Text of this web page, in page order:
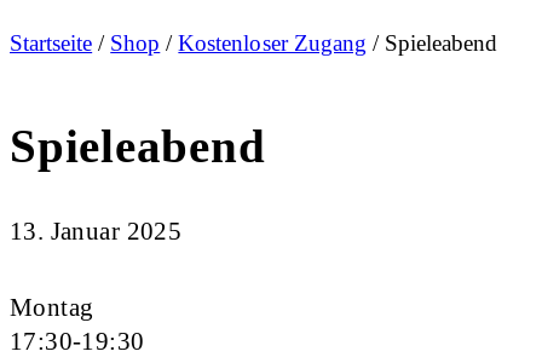
Startseite / Shop /Kostenloser Zugang / Spieleabend
Spieleabend
13. Januar 2025
Montag
17:30-19:30